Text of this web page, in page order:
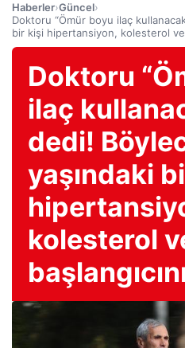
Haberler›Güncel›
Doktoru “Ömür boyu ilaç
bir kişi hipertansiyon, kolesterol ve
Doktoru
ilaç
dedi!
yaşındaki
kolesterol